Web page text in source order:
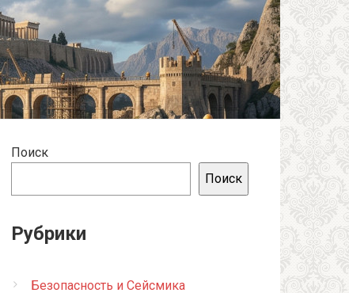
Поиск
Поиск
Рубрики
Безопасность и Сейсмика